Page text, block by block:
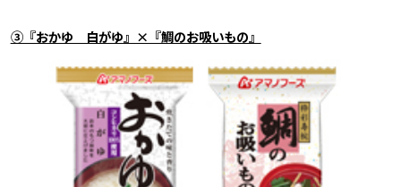
③『おかゆ 白がゆ』×『鯛のお吸いもの』